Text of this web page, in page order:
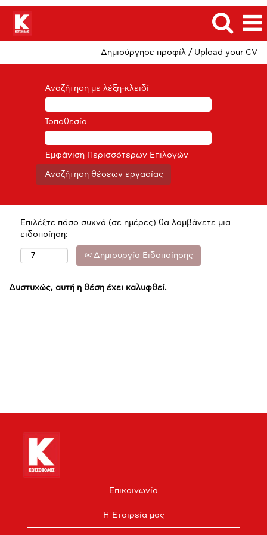
Δημιούργησε προφίλ / Upload your CV
Αναζήτηση με λέξη-κλειδί
Τοποθεσία
Εμφάνιση Περισσότερων Επιλογών
Επιλέξτε πόσο συχνά (σε ημέρες) θα λαμβάνετε μια
ειδοποίηση:
Δημιουργία Ειδοποίησης
Δυστυχώς, αυτή η θέση έχει καλυφθεί.
Επικοινωνία
Η Εταιρεία μας